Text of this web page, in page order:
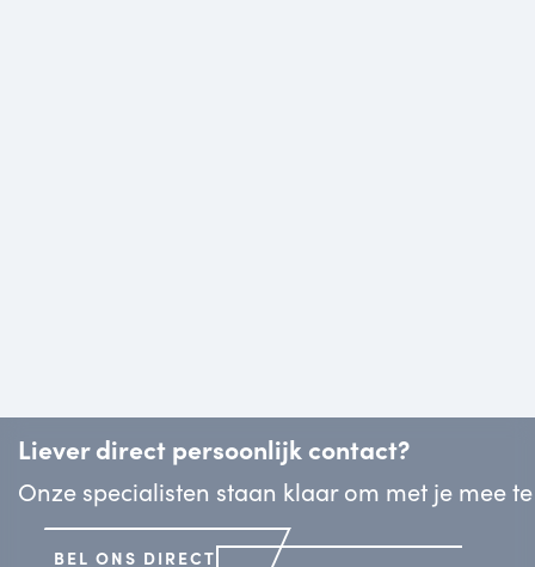
Liever direct persoonlijk contact?
Onze specialisten staan klaar om met je mee
BEL ONS DIRECT